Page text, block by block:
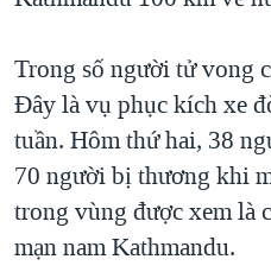
THỂ THAO
GIÁO DỤC
TRỊNH VĨNH BÌNH - NGƯỜI
CÁC GIÁ TRỊ CỘNG HÒA Ở
THƯỢNG ĐỈNH TRUMP-
TRỊNH VĨNH BÌNH VS.
NGƯ DÂN VIỆT VÀ LÀN
Trong số người tử vong
Đây là vụ phục kích xe
tuần. Hôm thứ hai, 38
70 người bị thương khi
trong vùng được xem là
mạn nam Kathmandu.